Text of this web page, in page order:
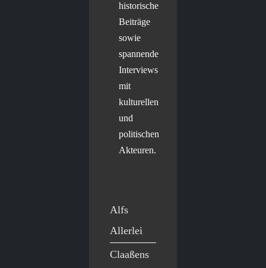
historische
Beiträge
sowie
spannende
Interviews
mit
kulturellen
und
politischen
Akteuren.
Alfs
Allerlei
Claaßens